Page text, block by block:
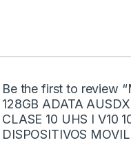
Be the first to review
128GB ADATA
CLASE 10 UHS I V10
DISPOSITIVOS